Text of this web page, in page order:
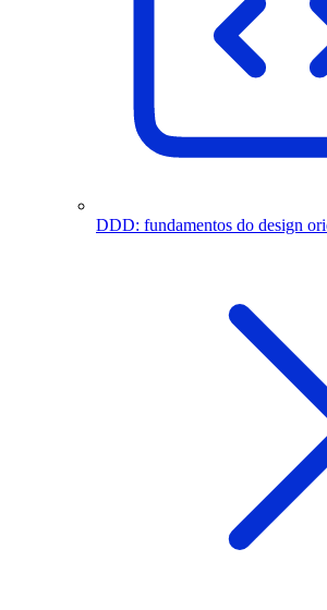
DDD: fundamentos do design